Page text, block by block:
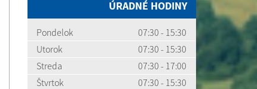
ÚRADNÉ HODINY
Pondelok
07:30 - 15:30
Utorok
07:30 - 15:30
Streda
07:30 - 17:00
Štvrtok
07:30 - 15:30